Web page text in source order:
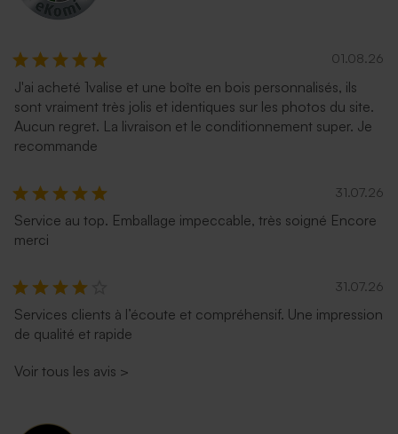
01.08.26
J'ai acheté 1valise et une boîte en bois personnalisés, ils
sont vraiment très jolis et identiques sur les photos du site.
Aucun regret. La livraison et le conditionnement super. Je
recommande
31.07.26
Service au top. Emballage impeccable, très soigné Encore
merci
31.07.26
Services clients à l’écoute et compréhensif. Une impression
de qualité et rapide
Voir tous les avis >